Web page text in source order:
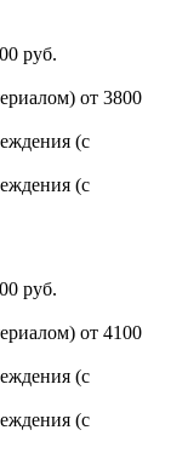
руб.
от 3800
(с
(с
руб.
от 4100
(с
(с